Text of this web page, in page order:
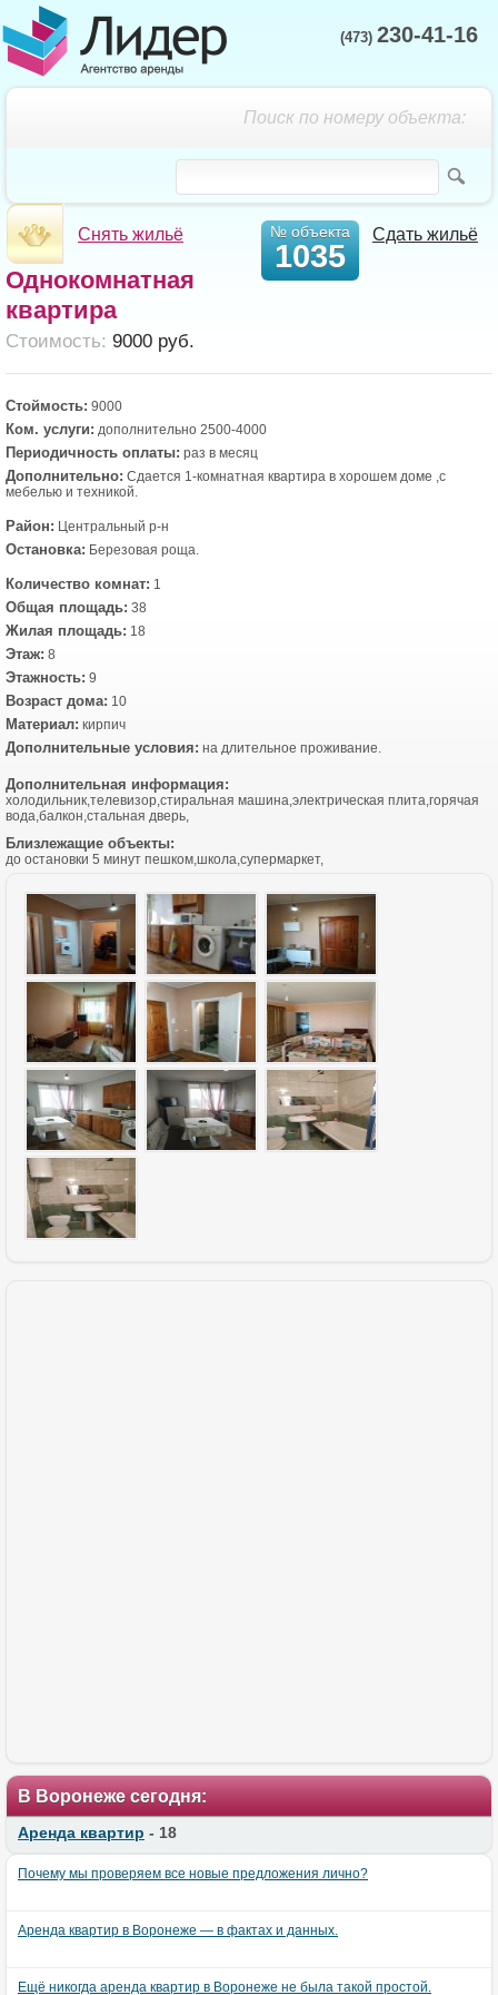
(473) 230-41-16
Поиск по номеру объекта:
Снять жильё Сдать жильё
№ объекта
1035
Однокомнатная
квартира
Cтоимость: 9000 руб.
Стоймость: 9000
Ком. услуги: дополнительно 2500-4000
Периодичность оплаты: раз в месяц
Дополнительно: Сдается 1-комнатная квартира в хорошем доме ,с
мебелью и техникой.
Район: Центральный р-н
Остановка: Березовая роща.
Количество комнат: 1
Общая площадь: 38
Жилая площадь: 18
Этаж: 8
Этажность: 9
Возраст дома: 10
Материал: кирпич
Дополнительные условия: на длительное проживание.
Дополнительная информация:
холодильник,телевизор,стиральная машина,электрическая плита,горячая
вода,балкон,стальная дверь,
Близлежащие объекты:
до остановки 5 минут пешком,школа,супермаркет,
В Воронеже сегодня:
Аренда квартир - 18
Почему мы проверяем все новые предложения лично?
Аренда квартир в Воронеже — в фактах и данных.
Ещё никогда аренда квартир в Воронеже не была такой простой.